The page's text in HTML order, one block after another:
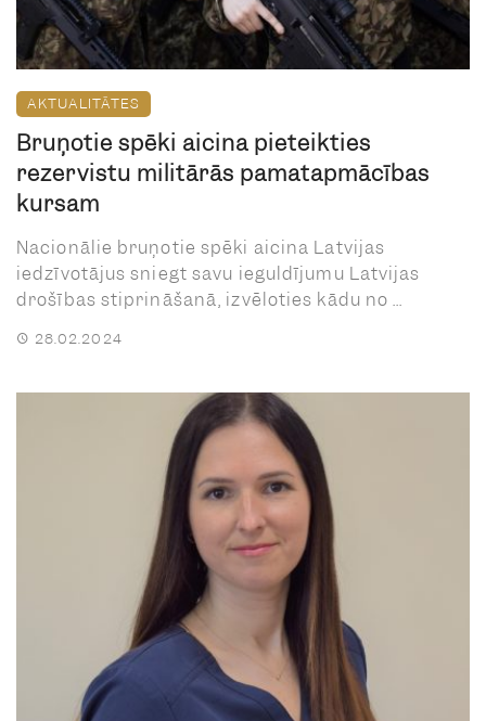
AKTUALITĀTES
Bruņotie spēki aicina pieteikties
rezervistu militārās pamatapmācības
kursam
Nacionālie bruņotie spēki aicina Latvijas
iedzīvotājus sniegt savu ieguldījumu Latvijas
drošības stiprināšanā, izvēloties kādu no ...
28.02.2024